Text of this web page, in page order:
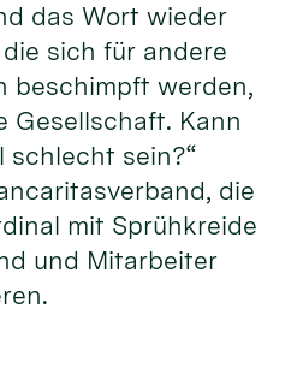
das Wort wieder
sich für andere
beschimpft werden,
Gesellschaft. Kann
schlecht sein?“
die
mit Sprühkreide
und Mitarbeiter